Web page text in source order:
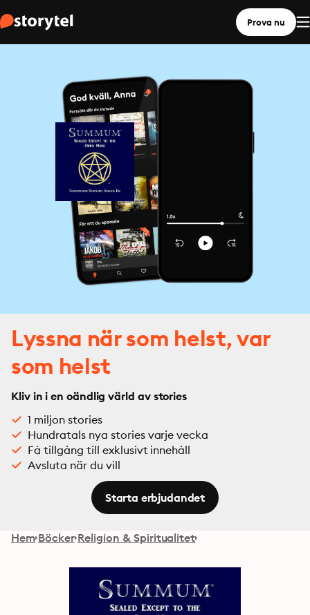
Prova nu
Lyssna när som helst, var
som helst
Kliv in i en oändlig värld av stories
1 miljon stories
Hundratals nya stories varje vecka
Få tillgång till exklusivt innehåll
Avsluta när du vill
Starta erbjudandet
Hem Böcker Religion & Spiritualitet